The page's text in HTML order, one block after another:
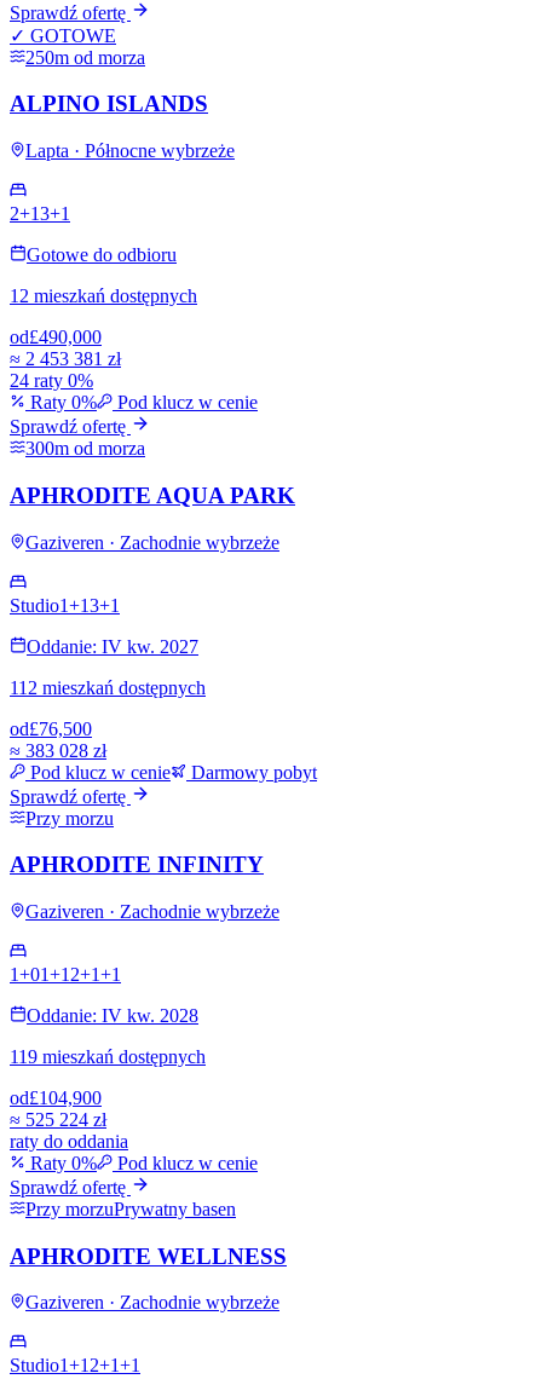
Sprawdź ofertę
✓ GOTOWE
250m od morza
ALPINO ISLANDS
Lapta · Północne wybrzeże
2+13+1
Gotowe do odbioru
12 mieszkań dostępnych
od£490,000
≈ 2 453 381 zł
24 raty 0%
Raty 0%
Pod klucz w cenie
Sprawdź ofertę
300m od morza
APHRODITE AQUA PARK
Gaziveren · Zachodnie wybrzeże
Studio1+13+1
Oddanie: IV kw. 2027
112 mieszkań dostępnych
od£76,500
≈ 383 028 zł
Pod klucz w cenie
Darmowy pobyt
Sprawdź ofertę
Przy morzu
APHRODITE INFINITY
Gaziveren · Zachodnie wybrzeże
1+01+1 2+1+1
Oddanie: IV kw. 2028
119 mieszkań dostępnych
od£104,900
≈ 525 224 zł
raty do oddania
Raty 0%
Pod klucz w cenie
Sprawdź ofertę
Przy morzuPrywatny basen
APHRODITE WELLNESS
Gaziveren · Zachodnie wybrzeże
Studio1+12+1+1